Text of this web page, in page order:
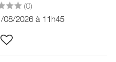
(0)
08/2026 à 11h45